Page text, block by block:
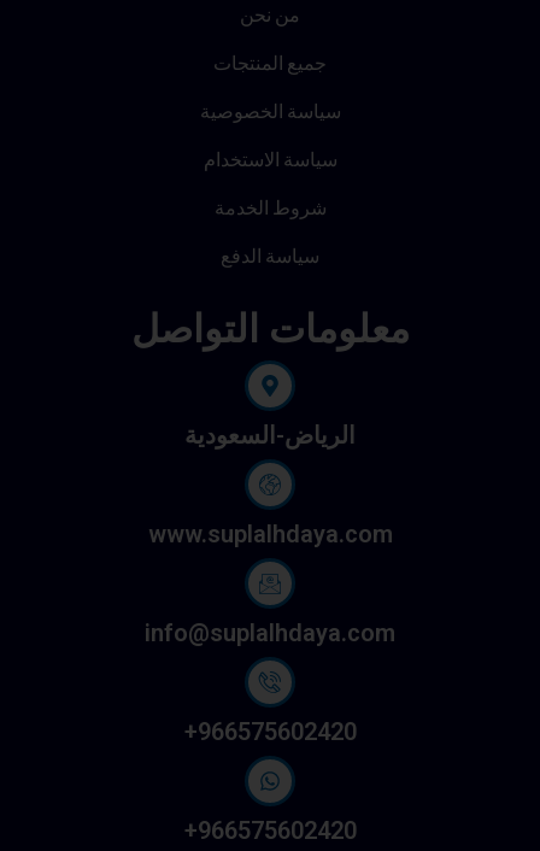
من نحن
جميع المنتجات
سياسة الخصوصية
سياسة الاستخدام
شروط الخدمة
سياسة الدفع
معلومات التواصل
الرياض-السعودية
www.suplalhdaya.com
info@suplalhdaya.com
966575602420+
966575602420+